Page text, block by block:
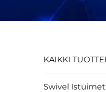
KAIKKI
Swivel Istuimet